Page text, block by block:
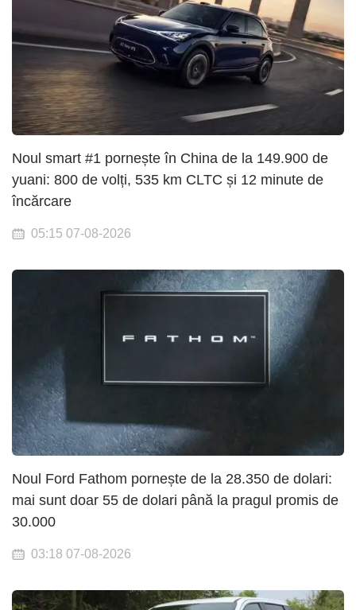
Noul smart #1 pornește în China de la 149.900 de
yuani: 800 de volți, 535 km CLTC și 12 minute de
încărcare
05:15 07-08-2026
Noul Ford Fathom pornește de la 28.350 de dolari:
mai sunt doar 55 de dolari până la pragul promis de
30.000
03:18 07-08-2026